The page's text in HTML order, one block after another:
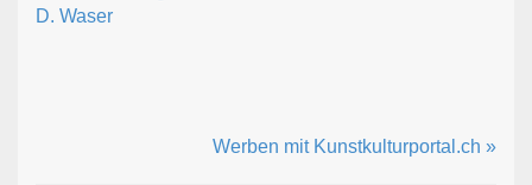
D. Waser
Werben mit Kunstkulturportal.ch »